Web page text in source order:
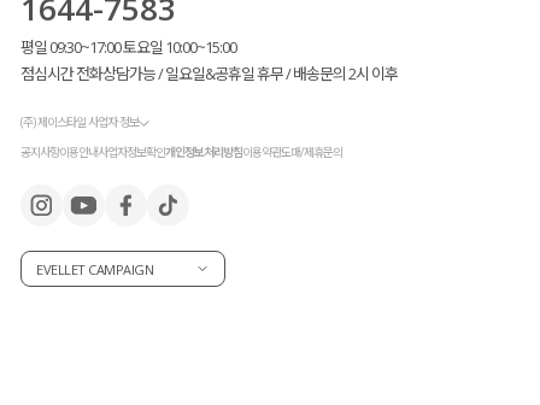
1644-7583
평일 09:30~17:00 토요일 10:00~15:00
점심시간 전화상담가능 / 일요일&공휴일 휴무 / 배송문의 2시 이후
(주) 제이스타일 사업자 정보
공지사항이용안내사업자정보확인개인정보처리방침이용약관도매/제휴문의
EVELLET CAMPAIGN